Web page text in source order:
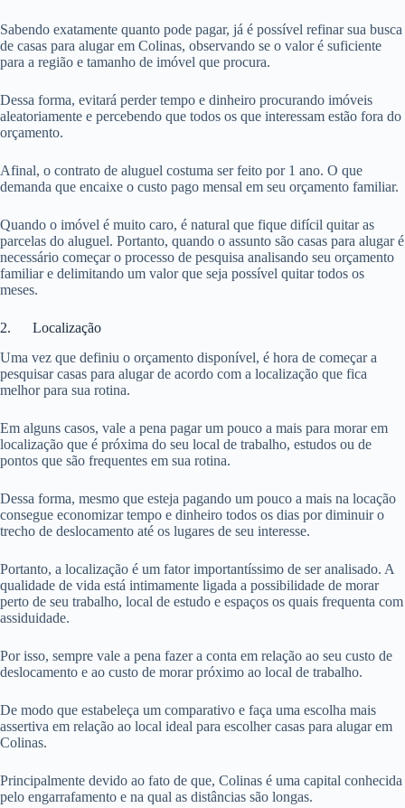
Sabendo exatamente quanto pode pagar, já é possível refinar sua busca
de casas para alugar em Colinas, observando se o valor é suficiente
para a região e tamanho de imóvel que procura.
Dessa forma, evitará perder tempo e dinheiro procurando imóveis
aleatoriamente e percebendo que todos os que interessam estão fora do
orçamento.
Afinal, o contrato de aluguel costuma ser feito por 1 ano. O que
demanda que encaixe o custo pago mensal em seu orçamento familiar.
Quando o imóvel é muito caro, é natural que fique difícil quitar as
parcelas do aluguel. Portanto, quando o assunto são casas para alugar é
necessário começar o processo de pesquisa analisando seu orçamento
familiar e delimitando um valor que seja possível quitar todos os
meses.
2. Localização
Uma vez que definiu o orçamento disponível, é hora de começar a
pesquisar casas para alugar de acordo com a localização que fica
melhor para sua rotina.
Em alguns casos, vale a pena pagar um pouco a mais para morar em
localização que é próxima do seu local de trabalho, estudos ou de
pontos que são frequentes em sua rotina.
Dessa forma, mesmo que esteja pagando um pouco a mais na locação
consegue economizar tempo e dinheiro todos os dias por diminuir o
trecho de deslocamento até os lugares de seu interesse.
Portanto, a localização é um fator importantíssimo de ser analisado. A
qualidade de vida está intimamente ligada a possibilidade de morar
perto de seu trabalho, local de estudo e espaços os quais frequenta com
assiduidade.
Por isso, sempre vale a pena fazer a conta em relação ao seu custo de
deslocamento e ao custo de morar próximo ao local de trabalho.
De modo que estabeleça um comparativo e faça uma escolha mais
assertiva em relação ao local ideal para escolher casas para alugar em
Colinas.
Principalmente devido ao fato de que, Colinas é uma capital conhecida
pelo engarrafamento e na qual as distâncias são longas.